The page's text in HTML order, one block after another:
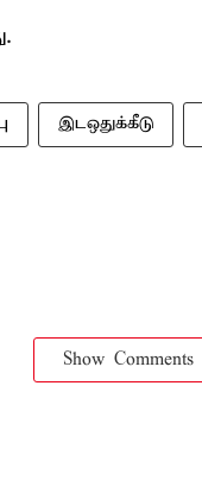
இடஒதுக்கீடு
Show Comments